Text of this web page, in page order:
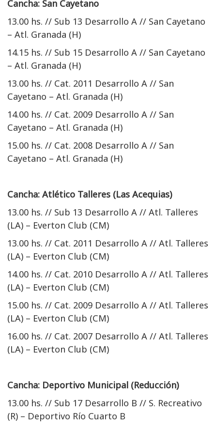
Cancha: San Cayetano
13.00 hs. // Sub 13 Desarrollo A // San Cayetano
– Atl. Granada (H)
14.15 hs. // Sub 15 Desarrollo A // San Cayetano
– Atl. Granada (H)
13.00 hs. // Cat. 2011 Desarrollo A // San
Cayetano – Atl. Granada (H)
14.00 hs. // Cat. 2009 Desarrollo A // San
Cayetano – Atl. Granada (H)
15.00 hs. // Cat. 2008 Desarrollo A // San
Cayetano – Atl. Granada (H)
Cancha: Atlético Talleres (Las Acequias)
13.00 hs. // Sub 13 Desarrollo A // Atl. Talleres
(LA) – Everton Club (CM)
13.00 hs. // Cat. 2011 Desarrollo A // Atl. Talleres
(LA) – Everton Club (CM)
14.00 hs. // Cat. 2010 Desarrollo A // Atl. Talleres
(LA) – Everton Club (CM)
15.00 hs. // Cat. 2009 Desarrollo A // Atl. Talleres
(LA) – Everton Club (CM)
16.00 hs. // Cat. 2007 Desarrollo A // Atl. Talleres
(LA) – Everton Club (CM)
Cancha: Deportivo Municipal (Reducción)
13.00 hs. // Sub 17 Desarrollo B // S. Recreativo
(R) – Deportivo Río Cuarto B